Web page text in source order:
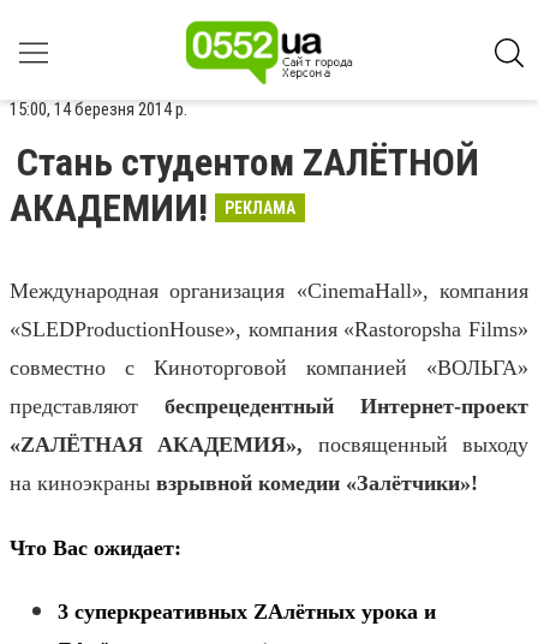
15:00, 14 березня 2014 р.
Стань студентом ZAЛЁТНОЙ
АКАДЕМИИ!
РЕКЛАМА
Международная организация «CinemaHall», компания
«SLEDProductionHouse», компания «Rastoropsha Films»
совместно с Киноторговой компанией «ВОЛЬГА»
представляют беспрецедентный Интернет-проект
«ZАЛЁТНАЯ АКАДЕМИЯ», посвященный выходу
на киноэкраны взрывной комедии «Залётчики»!
Что Вас ожидает:
3 суперкреативных ZAлётных урока и